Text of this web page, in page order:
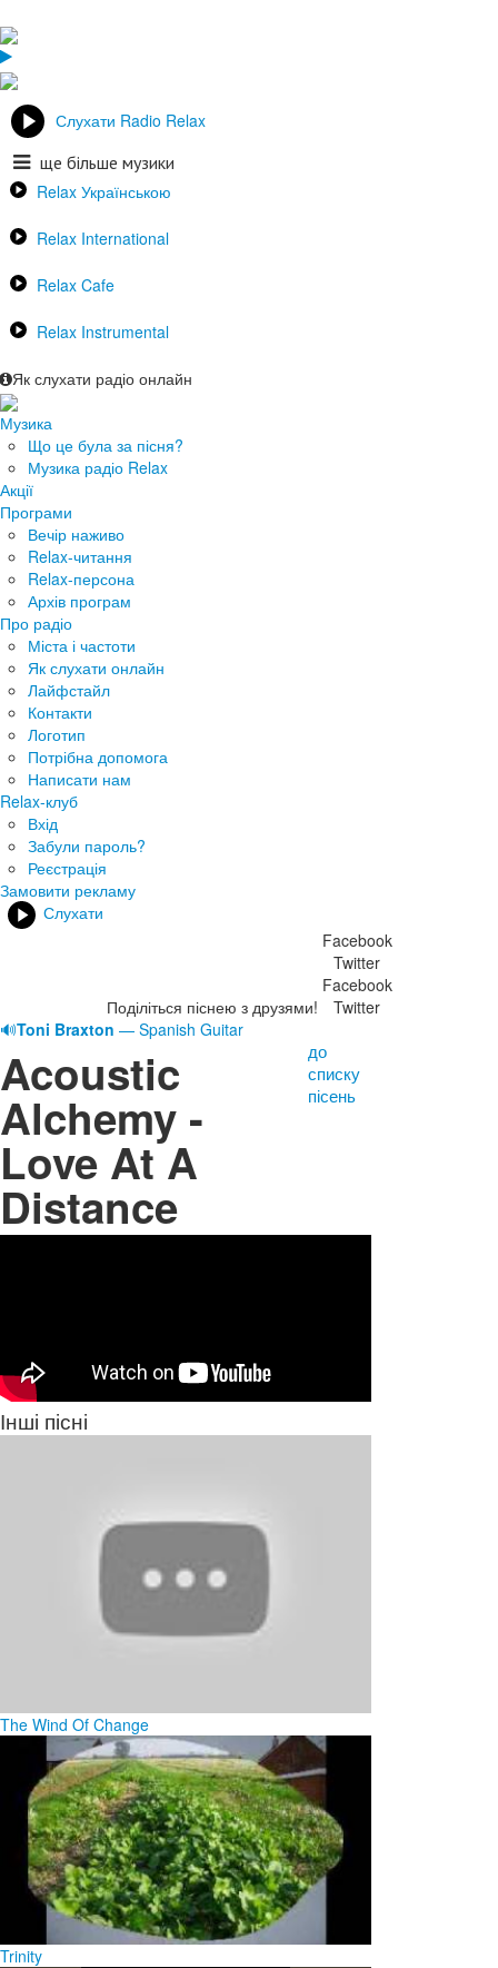
Слухати Radio Relax
ще більше музики
Relax Українською
Relax International
Relax Cafe
Relax Instrumental
Як слухати радіо онлайн
Музика
Що це була за пісня?
Музика радіо Relax
Акції
Програми
Вечір наживо
Relax-читання
Relax-персона
Архів програм
Про радіо
Міста і частоти
Як слухати онлайн
Лайфстайл
Контакти
Логотип
Потрібна допомога
Написати нам
Relax-клуб
Вхід
Забули пароль?
Реєстрація
Замовити рекламу
Слухати
Поділіться піснею з друзями!
Facebook
Twitter
Facebook
Twitter
🔊Toni Braxton — Spanish Guitar
Acoustic
Alchemy -
Love At A
Distance
до
списку
пісень
Інші пісні
The Wind Of Change
Trinity